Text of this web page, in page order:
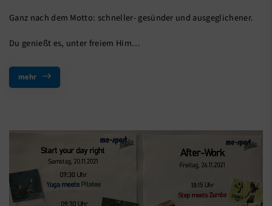
Ganz nach dem Motto: schneller- gesünder und ausgeglichener.
Du genießt es, unter freiem Him…
mehr